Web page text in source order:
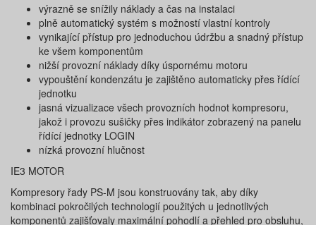
výrazně se snížily náklady a čas na instalaci
plně automatický systém s možností vlastní kontroly
vynikající přístup pro jednoduchou údržbu a snadný přístup
ke všem komponentům
nižší provozní náklady díky úspornému motoru
vypouštění kondenzátu je zajištěno automaticky přes řídící
jednotku
jasná vizualizace všech provozních hodnot kompresoru,
jakož i provozu sušičky přes indikátor zobrazený na panelu
řídící jednotky LOGIN
nízká provozní hlučnost
IE3 MOTOR
Kompresory řady PS-M jsou konstruovány tak, aby díky
kombinaci pokročilých technologií použitých u jednotlivých
komponentů zajišťovaly maximální pohodlí a přehled pro obsluhu,